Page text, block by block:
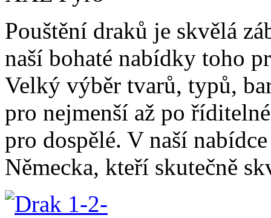
Pouštění draků je skvělá
naší bohaté nabídky toho
Velký výběr tvarů, typů,
pro nejmenší až po
pro dospělé. V naší
Německa, kteří skutečně